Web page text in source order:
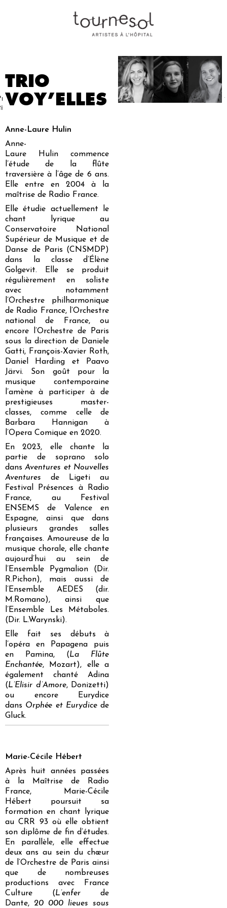
Nos
artistes
Partenaires
Nous
Contact
TRIO
VOY’ELLES
Anne-Laure Hulin
Anne-
Laure
Hulin
commence
l’étude de la flûte
traversière à l’âge de 6 ans.
Elle entre en 2004 à la
maîtrise de Radio France.
Elle étudie actuellement le
chant lyrique au
Conservatoire National
Supérieur de Musique et de
Danse de Paris (CNSMDP)
dans la classe d’Élène
Golgevit. Elle se produit
régulièrement en soliste
avec notamment
l’Orchestre philharmonique
de Radio France, l’Orchestre
national de France, ou
encore l’Orchestre de Paris
sous la direction de Daniele
Gatti, François-Xavier Roth,
Daniel Harding et Paavo
Järvi. Son goût pour la
musique contemporaine
l’amène à participer à de
prestigieuses master-
classes, comme celle de
Barbara Hannigan à
l’Opera Comique en 2020.
En 2023, elle chante la
partie de soprano solo
dans Aventures et Nouvelles
Aventures
de Ligeti au
Festival Présences à Radio
France, au Festival
ENSEMS de Valence en
Espagne, ainsi que dans
plusieurs grandes salles
françaises. Amoureuse de la
musique chorale, elle chante
aujourd’hui au sein de
l’Ensemble Pygmalion (Dir.
R.Pichon), mais aussi de
l’Ensemble AEDES (dir.
M.Romano), ainsi que
l’Ensemble Les Métaboles.
(Dir. L.Warynski).
Elle fait ses débuts à
l’opéra en Papagena puis
en Pamina, (La Flûte
Enchantée, Mozart), elle a
également chanté Adina
(L’Elisir d’Amore, Donizetti)
ou encore Eurydice
dans Orphée et Eurydice de
Gluck.
Marie-Cécile Hébert
Après huit années passées
à la Maîtrise de Radio
France, Marie-Cécile
Hébert poursuit sa
formation en chant lyrique
au CRR 93 où elle obtient
son diplôme de fin d’études.
En parallèle, elle effectue
deux ans au sein du chœur
de l’Orchestre de Paris ainsi
que de nombreuses
productions avec France
Culture (L’enfer de
Dante, 20 000 lieues sous